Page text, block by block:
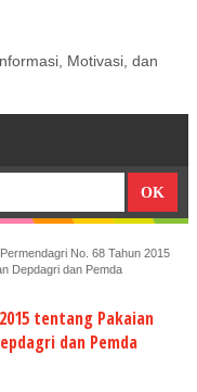
Motivasi, dan
No. 68 Tahun 2015
Depdagri dan Pemda
tentang Pakaian
dan Pemda